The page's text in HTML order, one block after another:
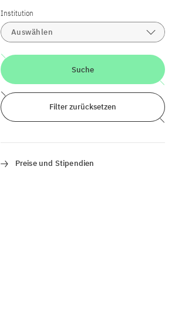
Institution
Auswählen
Suche
Filter zurücksetzen
Preise und Stipendien